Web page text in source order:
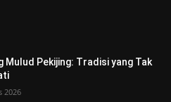
Mulud Pekijing: Tradisi yang Tak
2026